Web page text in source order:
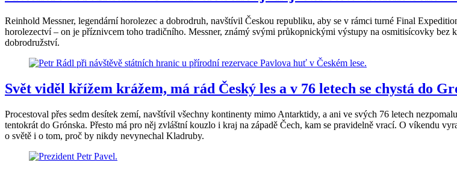
Reinhold Messner, legendární horolezec a dobrodruh, navštívil Českou republiku, aby se v rámci turné Final
horolezectví – on je příznivcem toho tradičního. Messner, známý svými průkopnickými výstupy na osmitisícovky
dobrodružství.
Svět viděl křížem krážem, má rád Český les a v 76 letech se chystá do
Procestoval přes sedm desítek zemí, navštívil všechny kontinenty mimo Antarktidy, a ani ve svých 76 letech
tentokrát do Grónska. Přesto má pro něj zvláštní kouzlo i kraj na západě Čech, kam se pravidelně vrací. O víkendu
o světě i o tom, proč by nikdy nevynechal Kladruby.